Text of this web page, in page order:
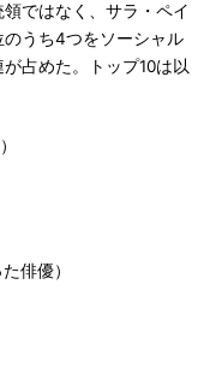
ではなく、サラ・ペイ
のうち4つをソーシャル
占めた。トップ10は以
俳優）